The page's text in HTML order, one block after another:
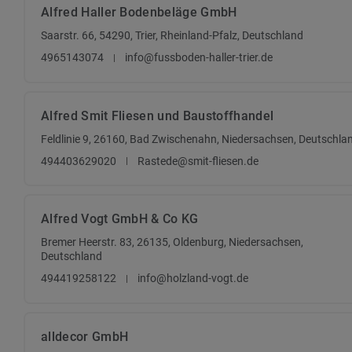
Alfred Haller Bodenbeläge GmbH
Saarstr. 66, 54290, Trier, Rheinland-Pfalz, Deutschland
4965143074
info@fussboden-haller-trier.de
Alfred Smit Fliesen und Baustoffhandel
Feldlinie 9, 26160, Bad Zwischenahn, Niedersachsen,
494403629020
Rastede@smit-fliesen.de
Alfred Vogt GmbH & Co KG
Bremer Heerstr. 83, 26135, Oldenburg, Niedersachsen,
Deutschland
494419258122
info@holzland-vogt.de
alldecor GmbH